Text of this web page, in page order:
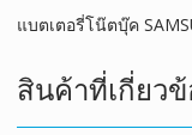
แบตเตอรี่โน๊ตบุ๊ค
สินค้าที่เกี่ยวข้